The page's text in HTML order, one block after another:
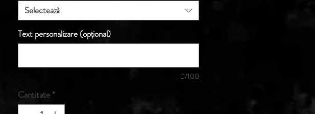
Selectează
Text personalizare (opțional)
0/100
Cantitate *